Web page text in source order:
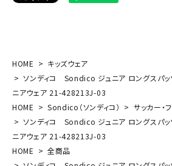
HOME
キッズウェア
ソンディコ Sondico ジュニア ロングスパッ
ニアウェア 21-428213J-03
HOME
Sondico（ソンディコ）
サッカー・
ソンディコ Sondico ジュニア ロングスパッ
ニアウェア 21-428213J-03
HOME
全商品